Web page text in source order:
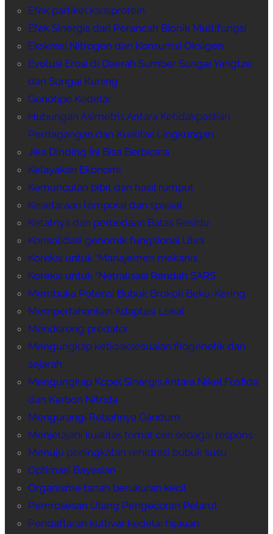
Efek partikel kalsiprotein
Efek Sinergis dari Perancah Bionik Multifungsi
Ekskresi Nitrogen dan Konsumsi Oksigen
Evolusi Erosi di Daerah Sumber Sungai Yangtze
dan Sungai Kuning
Genotipe Kedelai
Hubungan Asimetris Antara Ketidakpastian
Perdagangan dan Kualitas Lingkungan
Jika Dinding Ini Bisa Berbicara
Kelayakan Ekonomi
Kemunculan bibit dan hasil rumput
Kesetaraan temporal dan spasial
Ketatnya dan perbedaan Batas Residu
Konsolidasi genomik fungsional Ulva
Koreksi untuk “Manajemen mekanis
Koreksi untuk “Netralisasi Rendah SARS
Membuka Potensi Bubuk Brokoli Beku-Kering
Mempertahankan Adaptasi Lokal
Mendorong predator
Mengungkap ketidaksesuaian filogenetik dan
sejarah
Mengungkap Kopel Sinergis Antara Nikel Fosfida
dan Karbon Nitrida
Mengurangi Rebahnya Gandum
Menjelajahi kualitas tomat ceri sebagai respons
Menuju peningkatan rehidrasi bubuk susu
Optimasi Bayesian
Organisme tanah berukuran kecil
Pemrosesan Ulang Pengecoran Pelarut
Pendaftaran kultivar kedelai hijauan